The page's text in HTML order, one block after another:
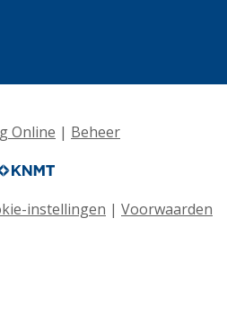
Online | Beheer
instellingen | Voorwaarden